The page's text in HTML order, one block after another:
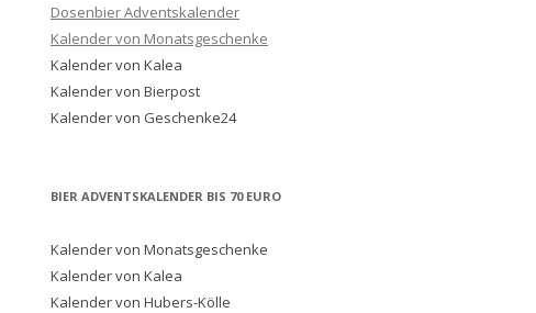
Dosenbier Adventskalender
Kalender von Monatsgeschenke
Kalender von Kalea
Kalender von Bierpost
Kalender von Geschenke24
BIER ADVENTSKALENDER BIS 70 EURO
Kalender von Monatsgeschenke
Kalender von Kalea
Kalender von Hubers-Kölle